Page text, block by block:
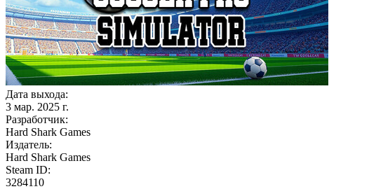
Дата выхода:
3 мар. 2025 г.
Разработчик:
Hard Shark Games
Издатель:
Hard Shark Games
Steam ID:
3284110